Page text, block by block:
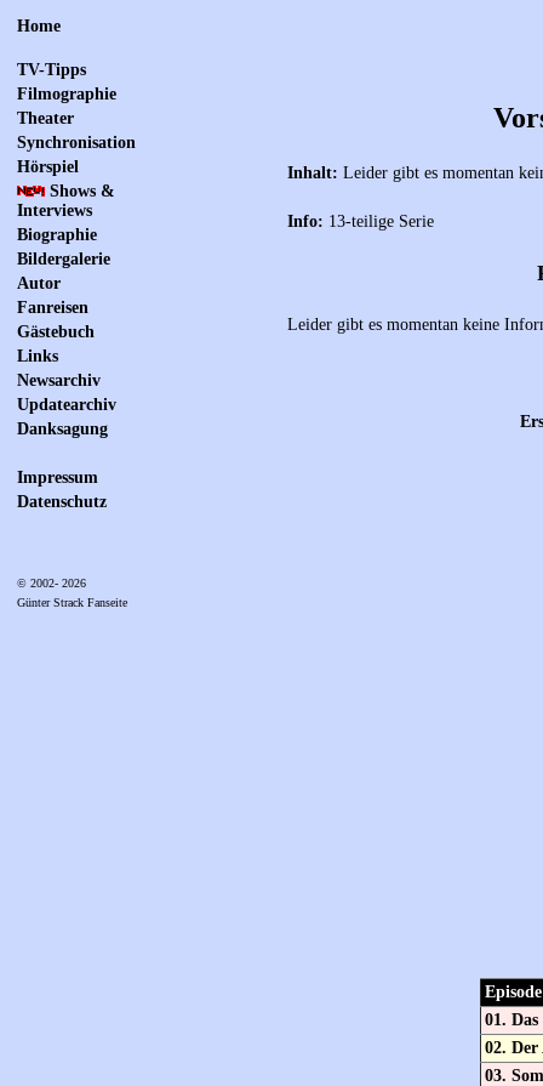
Home
TV-Tipps
Filmographie
Theater
Synchronisation
Hörspiel
Shows &
Interviews
Biographie
Bildergalerie
Autor
Fanreisen
Gästebuch
Links
Newsarchiv
Updatearchiv
Danksagung
Impressum
Datenschutz
© 2002- 2026
Günter Strack Fanseite
Inhalt: Leider gibt es momentan
Info: 13-teilige Serie
Leider gibt es momentan keine
Episode
01.
02. Der
03.